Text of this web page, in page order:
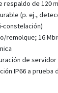
de 120
(p. ej.,
constelación)
remolque; 16
de
IP66 a prueba